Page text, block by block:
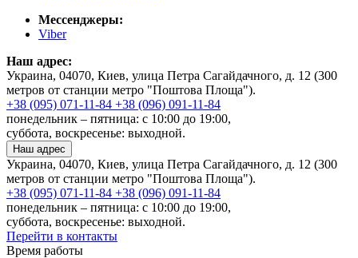
Мессенджеры:
Viber
Наш адрес:
Украина, 04070, Киев, улица Петра Сагайдачного, д. 12 (300
метров от станции метро "Поштова Площа").
+38 (095) 071-11-84 +38 (096) 091-11-84
понедельник – пятница: с 10:00 до 19:00,
суббота, воскресенье: выходной.
Наш адрес
Украина, 04070, Киев, улица Петра Сагайдачного, д. 12 (300
метров от станции метро "Поштова Площа").
+38 (095) 071-11-84 +38 (096) 091-11-84
понедельник – пятница: с 10:00 до 19:00,
суббота, воскресенье: выходной.
Перейти в контакты
Время работы